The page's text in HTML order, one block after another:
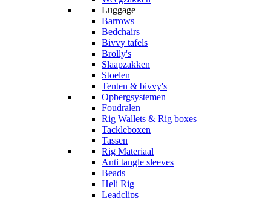
Luggage
Barrows
Bedchairs
Bivvy tafels
Brolly's
Slaapzakken
Stoelen
Tenten & bivvy's
Opbergsystemen
Foudralen
Rig Wallets & Rig boxes
Tackleboxen
Tassen
Rig Materiaal
Anti tangle sleeves
Beads
Heli Rig
Leadclips